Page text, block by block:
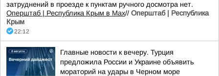
затруднений в проезде к пунктам ручного досмотра нет.
Оперштаб | Республика Крым в Мax// Оперштаб | Республика
Крым
22:12
Главные новости к вечеру. Турция
предложила России и Украине объявить
мораторий на удары в Черном море